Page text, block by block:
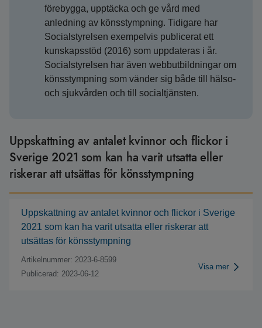
förebygga, upptäcka och ge vård med
anledning av könsstympning. Tidigare har
Socialstyrelsen exempelvis publicerat ett
kunskapsstöd (2016) som uppdateras i år.
Socialstyrelsen har även webbutbildningar om
könsstympning som vänder sig både till hälso-
och sjukvården och till socialtjänsten.
Uppskattning av antalet kvinnor och flickor i
Sverige 2021 som kan ha varit utsatta eller
riskerar att utsättas för könsstympning
Uppskattning av antalet kvinnor och flickor i Sverige
2021 som kan ha varit utsatta eller riskerar att
utsättas för könsstympning
Artikelnummer: 2023-6-8599
Publicerad: 2023-06-12
Visa mer